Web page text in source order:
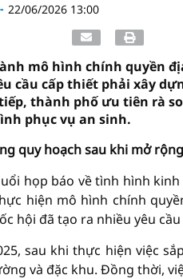
22/06/2026 13:00
mô hình chính quyền
cầu cấp thiết phải xây
thành phố ưu tiên rà
phục vụ an sinh.
quy hoạch sau khi mở
họp báo về tình hình kinh
hiện mô hình chính
hội đã tạo ra nhiều yêu
sau khi thực hiện việc
và đặc khu. Đồng thời,